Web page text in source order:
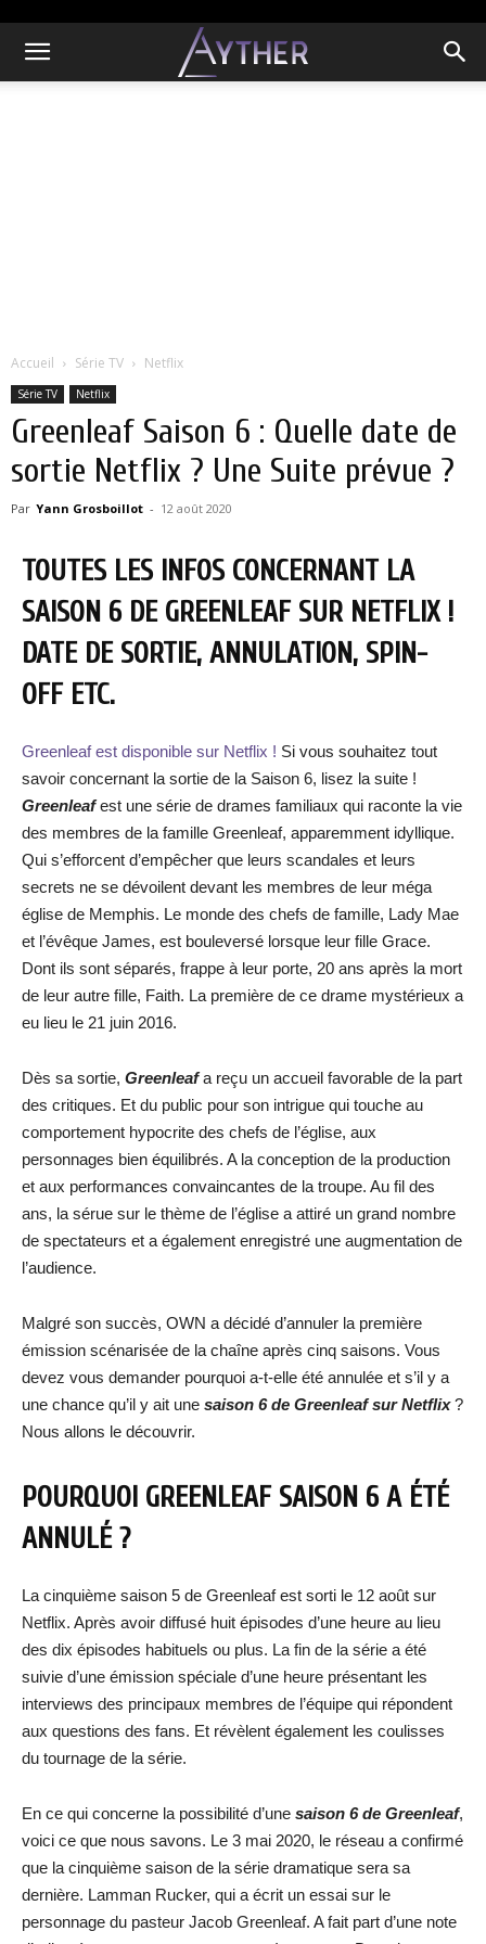
Accueil Série TV Netflix
Série TV Netflix
Greenleaf Saison 6 : Quelle date de
sortie Netflix ? Une Suite prévue ?
Par Yann Grosboillot - 12 août 2020
TOUTES LES INFOS CONCERNANT LA
SAISON 6 DE GREENLEAF SUR NETFLIX !
DATE DE SORTIE, ANNULATION, SPIN-
OFF ETC.
Greenleaf est disponible sur Netflix ! Si vous souhaitez tout
savoir concernant la sortie de la Saison 6, lisez la suite !
Greenleafest une série de drames familiaux qui raconte la vie
des membres de la famille Greenleaf, apparemment idyllique.
Qui s’efforcent d’empêcher que leurs scandales et leurs
secrets ne se dévoilent devant les membres de leur méga
église de Memphis. Le monde des chefs de famille, Lady Mae
et l’évêque James, est bouleversé lorsque leur fille Grace.
Dont ils sont séparés, frappe à leur porte, 20 ans après la mort
de leur autre fille, Faith. La première de ce drame mystérieux a
eu lieu le 21 juin 2016.
Dès sa sortie, Greenleafa reçu un accueil favorable de la part
des critiques. Et du public pour son intrigue qui touche au
comportement hypocrite des chefs de l’église, aux
personnages bien équilibrés. A la conception de la production
et aux performances convaincantes de la troupe. Au fil des
ans, la sérue sur le thème de l’église a attiré un grand nombre
de spectateurs et a également enregistré une augmentation de
l’audience.
Malgré son succès, OWN a décidé d’annuler la première
émission scénarisée de la chaîne après cinq saisons. Vous
devez vous demander pourquoi a-t-elle été annulée et s’il y a
une chance qu’il y ait une saison 6 de Greenleaf sur Netflix?
Nous allons le découvrir.
POURQUOI GREENLEAF SAISON 6 A ÉTÉ
ANNULÉ ?
La cinquième saison 5 de Greenleaf est sorti le 12 août sur
Netflix. Après avoir diffusé huit épisodes d’une heure au lieu
des dix épisodes habituels ou plus. La fin de la série a été
suivie d’une émission spéciale d’une heure présentant les
interviews des principaux membres de l’équipe qui répondent
aux questions des fans. Et révèlent également les coulisses
du tournage de la série.
En ce qui concerne la possibilité d’une saison 6 de Greenleaf,
voici ce que nous savons. Le 3 mai 2020, le réseau a confirmé
que la cinquième saison de la série dramatique sera sa
dernière. Lamman Rucker, qui a écrit un essai sur le
personnage du pasteur Jacob Greenleaf. A fait part d’une note